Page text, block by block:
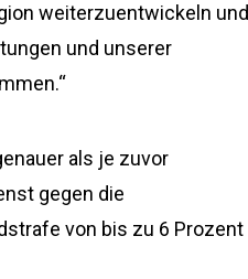
weiterzuentwickeln und
und unserer
als je zuvor
gegen die
von bis zu 6 Prozent